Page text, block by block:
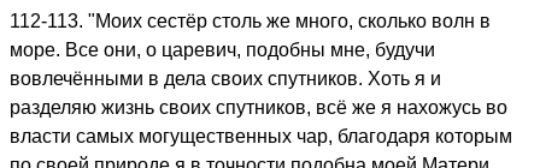
112-113. "Моих сестёр столь же много, сколько волн в
море. Все они, о царевич, подобны мне, будучи
вовлечёнными в дела своих спутников. Хоть я и
разделяю жизнь своих спутников, всё же я нахожусь во
власти самых могущественных чар, благодаря которым